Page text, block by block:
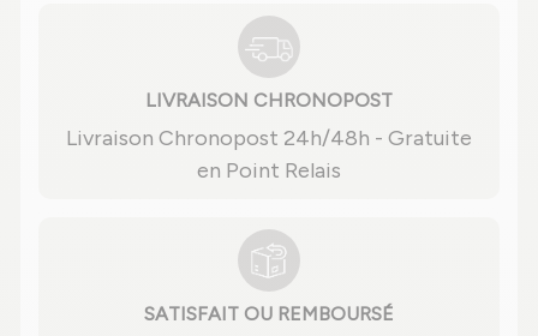
LIVRAISON CHRONOPOST
Livraison Chronopost 24h/48h - Gratuite
en Point Relais
SATISFAIT OU REMBOURSÉ